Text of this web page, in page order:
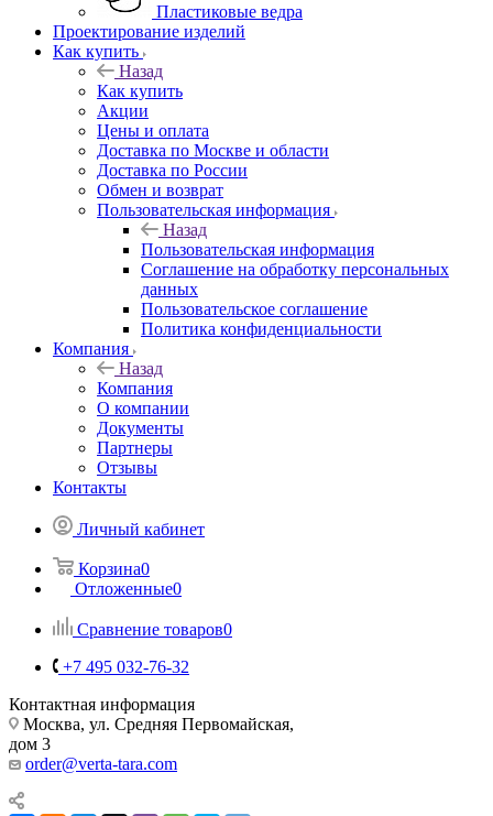
Пластиковые ведра
Проектирование изделий
Как купить
Назад
Как купить
Акции
Цены и оплата
Доставка по Москве и области
Доставка по России
Обмен и возврат
Пользовательская информация
Назад
Пользовательская информация
Соглашение на обработку персональных
данных
Пользовательское соглашение
Политика конфиденциальности
Компания
Назад
Компания
О компании
Документы
Партнеры
Отзывы
Контакты
Личный кабинет
Корзина0
Отложенные0
Сравнение товаров0
+7 495 032-76-32
Контактная информация
Москва, ул. Средняя Первомайская,
дом 3
order@verta-tara.com